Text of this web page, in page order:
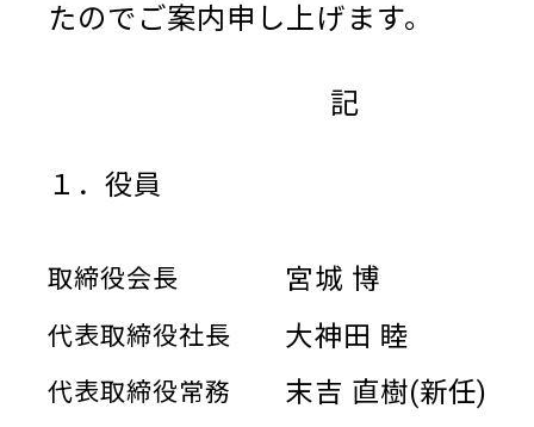
たのでご案内申し上げます。
記
１．役員
取締役会長 宮城 博
代表取締役社長 大神田 睦
代表取締役常務 末吉 直樹(新任)